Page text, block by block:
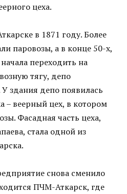
цеха.
в 1871 году. Более
паровозы, а в конце 50-х,
переходить на
тягу, депо
здания депо появилась
– веерный цех, в котором
Фасадная часть цеха,
стала одной из
снова сменило
ПЧМ-Аткарск, где